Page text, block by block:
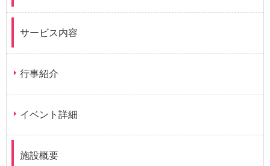
サービス内容
行事紹介
イベント詳細
施設概要